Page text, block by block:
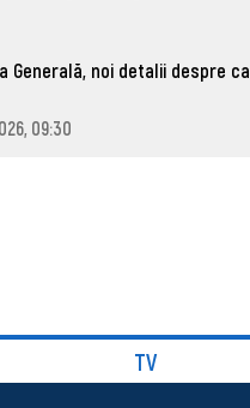
Generală, noi detalii despre
09:30
TV